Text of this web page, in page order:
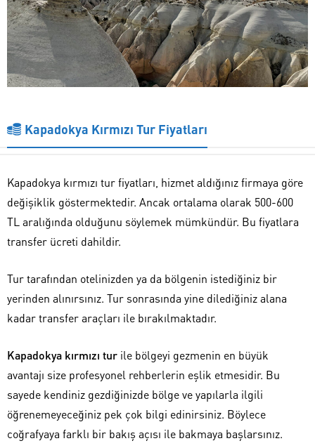
Kapadokya Kırmızı Tur Fiyatları
Kapadokya kırmızı tur fiyatları, hizmet aldığınız firmaya göre
değişiklik göstermektedir. Ancak ortalama olarak 500-600
TL aralığında olduğunu söylemek mümkündür. Bu fiyatlara
transfer ücreti dahildir.
Tur tarafından otelinizden ya da bölgenin istediğiniz bir
yerinden alınırsınız. Tur sonrasında yine dilediğiniz alana
kadar transfer araçları ile bırakılmaktadır.
Kapadokya kırmızı tur ile bölgeyi gezmenin en büyük
avantajı size profesyonel rehberlerin eşlik etmesidir. Bu
sayede kendiniz gezdiğinizde bölge ve yapılarla ilgili
öğrenemeyeceğiniz pek çok bilgi edinirsiniz. Böylece
coğrafyaya farklı bir bakış açısı ile bakmaya başlarsınız.